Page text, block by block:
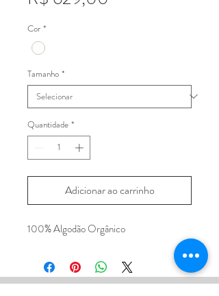
Cor *
Tamanho *
Quantidade *
Adicionar ao carrinho
100% Algodão Orgânico